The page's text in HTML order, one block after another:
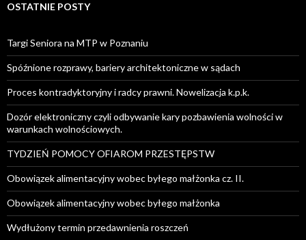
OSTATNIE POSTY
Targi Seniora na MTP w Poznaniu
Spóźnione rozprawy, bariery architektoniczne w sądach
Proces kontradyktoryjny i radcy prawni. Nowelizacja k.p.k.
Dozór elektroniczny czyli odbywanie kary pozbawienia wolności w
warunkach wolnościowych.
TYDZIEŃ POMOCY OFIAROM PRZESTĘPSTW
Obowiązek alimentacyjny wobec byłego małżonka cz. II.
Obowiązek alimentacyjny wobec byłego małżonka
Wydłużony termin przedawnienia roszczeń